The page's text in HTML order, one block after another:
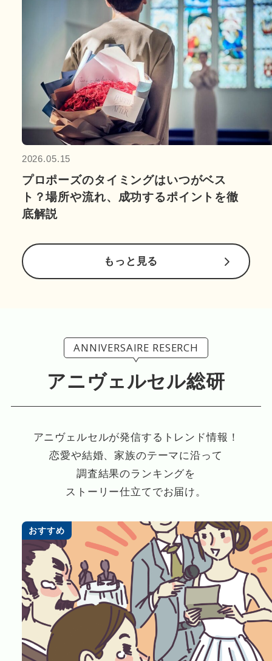
2026.05.15
プロポーズのタイミングはいつがベス
ト？場所や流れ、成功するポイントを徹
底解説
もっと見る
ANNIVERSAIRE RESERCH
アニヴェルセル総研
アニヴェルセルが発信するトレンド情報！
恋愛や結婚、家族のテーマに沿って
調査結果のランキングを
ストーリー仕立てでお届け。
おすすめ